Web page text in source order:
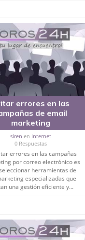
errores en las
de email
marketing
siren en Internet
0 Respuestas
errores en las campañas
por correo electrónico es
herramientas de
especializadas que
una gestión eficiente y...